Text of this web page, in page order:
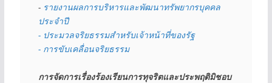
- รายงานผลการบริหารและพัฒนาทรัพยากรบุคคล
ประจำปี
- ประมวลจริยธรรมสำหรับเจ้าหน้าที่ของรัฐ
- การขับเคลื่อนจริยธรรม
การจัดการเรื่องร้องเรียนการทุจริตและประพฤติมิชอบ